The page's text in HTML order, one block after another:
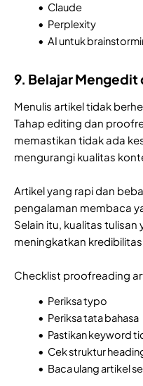
Claude
Perplexity
AI untuk
9. Belajar
Menulis artikel tidak
Tahap editing dan
memastikan tidak ada
mengurangi kualitas
Artikel yang rapi dan
pengalaman membaca
Selain itu, kualitas
meningkatkan
Checklist proofreading
Periksa typo
Periksa tata bahasa
Pastikan keyword
Cek struktur
Baca ulang artikel